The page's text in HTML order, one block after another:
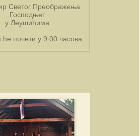
Светог Преображења
Господњег
у Леушићима
ће почети у 9.00 часова.